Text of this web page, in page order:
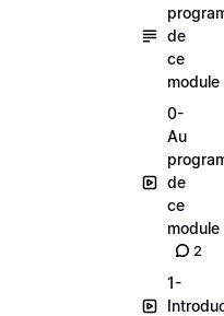
de
ce
module
0-
Au
de
ce
module
2
1-